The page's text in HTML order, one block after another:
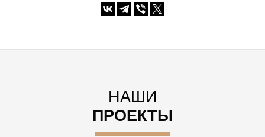
НАШИ
ПРОЕКТЫ